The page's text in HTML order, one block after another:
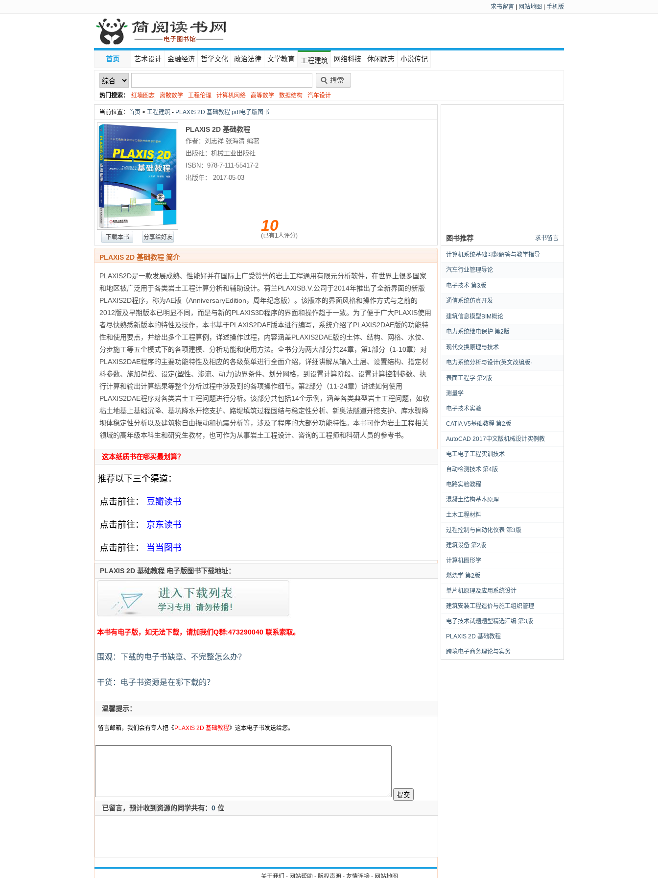
求书留言 网站地图 手机版
首页 艺术设计 金融经济 哲学文化 政治法律 文学教育 工程建筑 网络科技 休闲励志 小说传记
热门搜索： 红墙图志 离散数学 工程伦理 计算机网络 高等数学 数据结构
汽车设计
线性代数
当前位置： 首页 > 工程建筑 - PLAXIS 2D 基础教程 pdf电子版图书
下载本书 分享给好友
PLAXIS 2D 基础教程
作者：刘志祥 张海清 编著
出版社： 机械工业出版社
ISBN： 978-7-111-55417-2
出版年：
2017-05-03
10
(已有1人评分) 求书留言
图书推荐
计算机系统基础习题解答与教学指导
汽车行业管理导论
电子技术 第3版
通信系统仿真开发
建筑信息模型BIM概论
电力系统继电保护 第2版
现代交换原理与技术
电力系统分析与设计(英文改编版·
表面工程学 第2版
测量学
电子技术实验
CATIA V5基础教程 第2版
AutoCAD 2017中文版机械设计实例教
电工电子工程实训技术
自动检测技术 第4版
电路实验教程
混凝土结构基本原理
土木工程材料
过程控制与自动化仪表 第3版
建筑设备 第2版
计算机图形学
燃烧学 第2版
单片机原理及应用系统设计
建筑安装工程造价与施工组织管理
电子技术试题题型精选汇编 第3版
PLAXIS 2D 基础教程
跨境电子商务理论与实务
PLAXIS 2D 基础教程 简介
PLAXIS2D是一款发展成熟、性能好并在国际上广受赞誉的岩土工程通用有限元分析软件，在世界上很多国家
和地区被广泛用于各类岩土工程计算分析和辅助设计。荷兰PLAXISB.V.公司于2014年推出了全新界面的新版
PLAXIS2D程序，称为AE版（AnniversaryEdition，周年纪念版）。该版本的界面风格和操作方式与之前的
2012版及早期版本已明显不同，而是与新的PLAXIS3D程序的界面和操作趋于一致。为了便于广大PLAXIS使用
者尽快熟悉新版本的特性及操作，本书基于PLAXIS2DAE版本进行编写，系统介绍了PLAXIS2DAE版的功能特
性和使用要点，并给出多个工程算例，详述操作过程，内容涵盖PLAXIS2DAE版的土体、结构、网格、水位、
分步施工等五个模式下的各项建模、分析功能和使用方法。全书分为两大部分共24章，第1部分（1-10章）对
PLAXIS2DAE程序的主要功能特性及相应的各级菜单进行全面介绍，详细讲解从输入土层、设置结构、指定材
料参数、施加荷载、设定(塑性、渗流、动力)边界条件、划分网格，到设置计算阶段、设置计算控制参数、执
行计算和输出计算结果等整个分析过程中涉及到的各项操作细节。第2部分（11-24章）讲述如何使用
PLAXIS2DAE程序对各类岩土工程问题进行分析。该部分共包括14个示例，涵盖各类典型岩土工程问题，如软
粘土地基上基础沉降、基坑降水开挖支护、路堤填筑过程固结与稳定性分析、新奥法隧道开挖支护、库水骤降
坝体稳定性分析以及建筑物自由振动和抗震分析等，涉及了程序的大部分功能特性。本书可作为岩土工程相关
领域的高年级本科生和研究生教材，也可作为从事岩土工程设计、咨询的工程师和科研人员的参考书。
这本纸质书在哪买最划算？
推荐以下三个渠道：
点击前往： 豆瓣读书
点击前往： 京东读书
点击前往： 当当图书
PLAXIS 2D 基础教程 电子版图书下载地址：
本书有电子版，如无法下载，请加我们Q群:473290040 联系索取。
围观：下载的电子书缺章、不完整怎么办？
干货：电子书资源是在哪下载的？
温馨提示：
留言邮箱，我们会有专人把《PLAXIS 2D 基础教程》这本电子书发送给您。
已留言，预计收到资源的同学共有： 0 位
关于我们 - 网站帮助 - 版权声明 - 友情连接 - 网站地图